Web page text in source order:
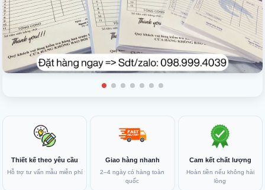
Thiết kế theo yêu cầu
Hỗ trợ tư vấn mẫu miễn phí
Giao hàng nhanh
2–4 ngày có hàng toàn
quốc
Cam kết chất lượng
Hoàn tiền nếu không hài
lòng